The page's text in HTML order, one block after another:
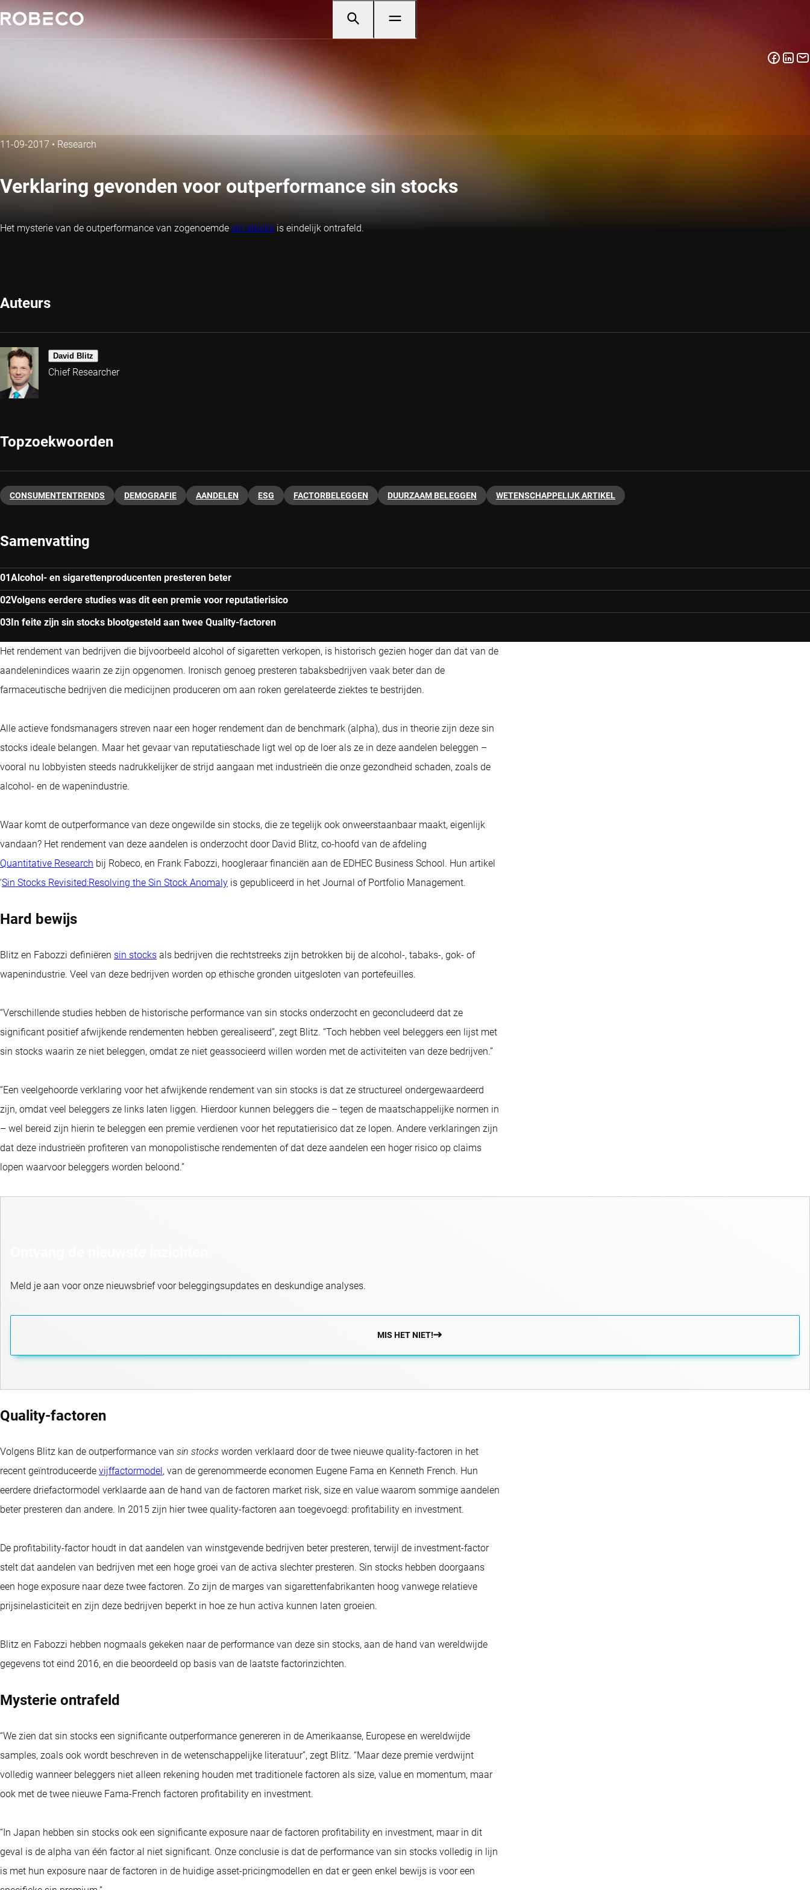
11-09-2017 • Research
Verklaring gevonden voor outperformance sin stocks
Het mysterie van de outperformance van zogenoemde sin stocks is eindelijk ontrafeld.
Auteurs
David Blitz
Chief Researcher
Topzoekwoorden
CONSUMENTENTRENDS DEMOGRAFIE AANDELEN ESG FACTORBELEGGEN DUURZAAM BELEGGEN WETENSCHAPPELIJK ARTIKEL
Samenvatting
Alcohol- en sigarettenproducenten presteren beter
Volgens eerdere studies was dit een premie voor reputatierisico
In feite zijn sin stocks blootgesteld aan twee Quality-factoren
Het rendement van bedrijven die bijvoorbeeld alcohol of sigaretten verkopen, is historisch gezien hoger dan dat van de
aandelenindices waarin ze zijn opgenomen. Ironisch genoeg presteren tabaksbedrijven vaak beter dan de
farmaceutische bedrijven die medicijnen produceren om aan roken gerelateerde ziektes te bestrijden.
Alle actieve fondsmanagers streven naar een hoger rendement dan de benchmark (alpha), dus in theorie zijn deze sin
stocks ideale belangen. Maar het gevaar van reputatieschade ligt wel op de loer als ze in deze aandelen beleggen –
vooral nu lobbyisten steeds nadrukkelijker de strijd aangaan met industrieën die onze gezondheid schaden, zoals de
alcohol- en de wapenindustrie.
Waar komt de outperformance van deze ongewilde sin stocks, die ze tegelijk ook onweerstaanbaar maakt, eigenlijk
vandaan? Het rendement van deze aandelen is onderzocht door David Blitz, co-hoofd van de afdeling
Quantitative Research bij Robeco, en Frank Fabozzi, hoogleraar financiën aan de EDHEC Business School. Hun artikel
‘Sin Stocks Revisited:Resolving the Sin Stock Anomaly is gepubliceerd in het Journal of Portfolio Management.
Hard bewijs
Blitz en Fabozzi definiëren sin stocks als bedrijven die rechtstreeks zijn betrokken bij de alcohol-, tabaks-, gok- of
wapenindustrie. Veel van deze bedrijven worden op ethische gronden uitgesloten van portefeuilles.
“Verschillende studies hebben de historische performance van sin stocks onderzocht en geconcludeerd dat ze
significant positief afwijkende rendementen hebben gerealiseerd”, zegt Blitz. “Toch hebben veel beleggers een lijst met
sin stocks waarin ze niet beleggen, omdat ze niet geassocieerd willen worden met de activiteiten van deze bedrijven.”
“Een veelgehoorde verklaring voor het afwijkende rendement van sin stocks is dat ze structureel ondergewaardeerd
zijn, omdat veel beleggers ze links laten liggen. Hierdoor kunnen beleggers die – tegen de maatschappelijke normen in
– wel bereid zijn hierin te beleggen een premie verdienen voor het reputatierisico dat ze lopen. Andere verklaringen zijn
dat deze industrieën profiteren van monopolistische rendementen of dat deze aandelen een hoger risico op claims
lopen waarvoor beleggers worden beloond.”
Meld je aan voor onze nieuwsbrief voor beleggingsupdates en deskundige analyses.
MIS HET NIET!
Quality-factoren
Volgens Blitz kan de outperformance van sin stocks worden verklaard door de twee nieuwe quality-factoren in het
recent geïntroduceerde vijffactormodel , van de gerenommeerde economen Eugene Fama en Kenneth French. Hun
eerdere driefactormodel verklaarde aan de hand van de factoren market risk, size en value waarom sommige aandelen
beter presteren dan andere. In 2015 zijn hier twee quality-factoren aan toegevoegd: profitability en investment.
De profitability-factor houdt in dat aandelen van winstgevende bedrijven beter presteren, terwijl de investment-factor
stelt dat aandelen van bedrijven met een hoge groei van de activa slechter presteren. Sin stocks hebben doorgaans
een hoge exposure naar deze twee factoren. Zo zijn de marges van sigarettenfabrikanten hoog vanwege relatieve
prijsinelasticiteit en zijn deze bedrijven beperkt in hoe ze hun activa kunnen laten groeien.
Blitz en Fabozzi hebben nogmaals gekeken naar de performance van deze sin stocks, aan de hand van wereldwijde
gegevens tot eind 2016, en die beoordeeld op basis van de laatste factorinzichten.
Mysterie ontrafeld
“We zien dat sin stocks een significante outperformance genereren in de Amerikaanse, Europese en wereldwijde
samples, zoals ook wordt beschreven in de wetenschappelijke literatuur”, zegt Blitz. “Maar deze premie verdwijnt
volledig wanneer beleggers niet alleen rekening houden met traditionele factoren als size, value en momentum, maar
ook met de twee nieuwe Fama-French factoren profitability en investment.
“In Japan hebben sin stocks ook een significante exposure naar de factoren profitability en investment, maar in dit
geval is de alpha van één factor al niet significant. Onze conclusie is dat de performance van sin stocks volledig in lijn
is met hun exposure naar de factoren in de huidige asset-pricingmodellen en dat er geen enkel bewijs is voor een